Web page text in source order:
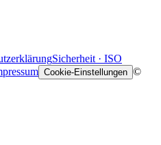
Sicherheit · ISO
Cookie-Einstellungen ©